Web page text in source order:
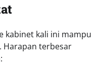
kabinet kali ini mampu
Harapan terbesar